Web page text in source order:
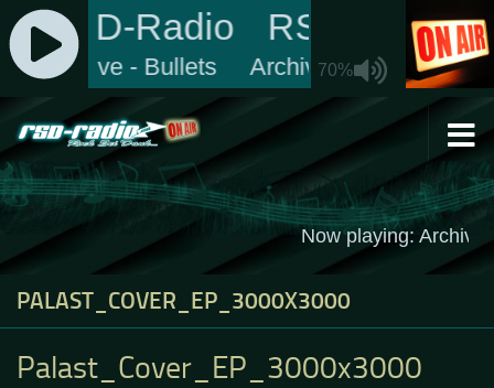
Zum Inhalt springen
PALAST_COVER_EP_3000X3000
Palast_Cover_EP_3000x3000